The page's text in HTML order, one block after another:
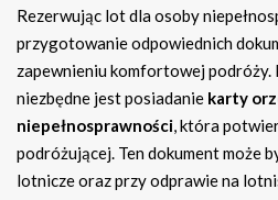
Rezerwując lot dla osoby
przygotowanie odpowiednich
zapewnieniu komfortowej podróży.
niezbędne jest posiadanie karty
niepełnosprawności, która
podróżującej. Ten dokument może
lotnicze oraz przy odprawie na